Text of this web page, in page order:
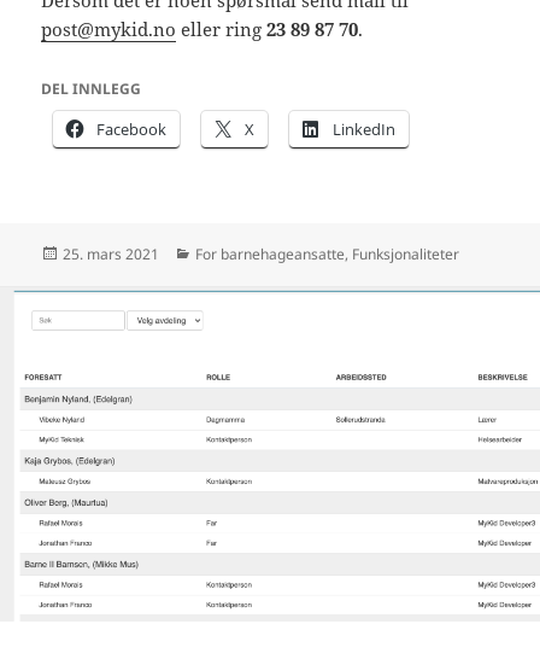
post@mykid.no eller ring23 89 87 70.
DEL INNLEGG
Facebook X LinkedIn
Publisert
25. mars 2021 Kategorier
For barnehageansatte, Funksjonaliteter